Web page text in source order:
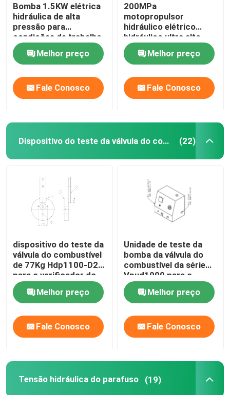
Bomba 1.5KW elétrica
hidráulica de alta
pressão para
condições de trabalho
hidráulicas
Melhor preço
Fale Conosco
200MPa
motopropulsor
hidráulico elétrico
hidráulico ultra alto
2000Bar da bomba
DC220VMelhor preço
Fale Conosco
Dispositivo do teste da válvula do combustível (22)
dispositivo do teste da
válvula do combustível
de 77Kg Hdp1100-D2
para o verificador do
motor diesel do CCM
Meb Mec MkMelhor preço
Fale Conosco
Unidade de teste da
bomba da válvula do
combustível da série
Vpud1000 para o
motor diesel do CCM
Meb Mec MkMelhor preço
Fale Conosco
Tensão hidráulica do parafuso (19)